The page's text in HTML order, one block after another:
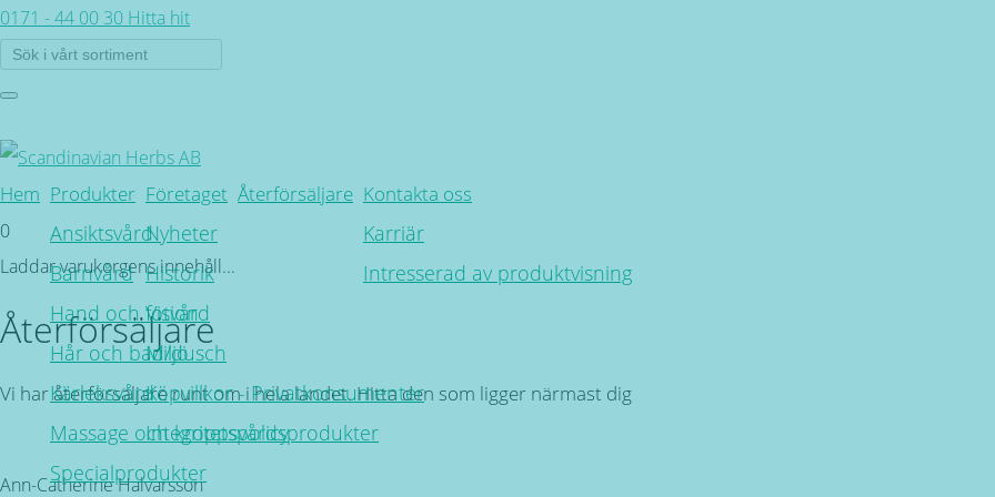
0171 - 44 00 30 Hitta hit
Hem Produkter
Ansiktsvård
Barnvård
Hand och fotvård
Hår och bad/dusch
Kärleksvård
Massage och kroppsvårdsprodukter
Specialprodukter
Företaget
Nyheter
Historik
Vision
Miljö
Köpvillkor - Privatkonsumenter
Integritetspolicy
Återförsäljare Kontakta oss
Karriär
Intresserad av produktvisning
0
Laddar varukorgens innehåll...
Återförsäljare
Vi har återförsäljare runt om i hela landet. Hitta den som ligger närmast dig
Tillbaka
Ann-Catherine Halvarsson